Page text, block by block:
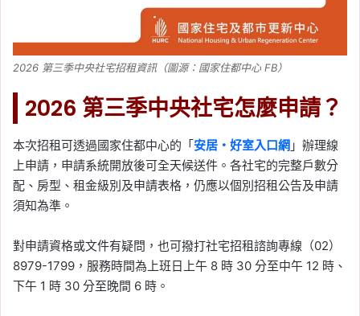
2026 第三季中央社宅招租資訊（圖源：國家住都中心 FB）
2026 第三季中央社宅怎麼申請？
本次招租可透過國家住都中心的「安居・好室入口網 」辦理線
上申請，申請系統開放後可全天候送件。各社宅的完整戶數分
配、房型、租金級別及申請表格，仍應以個別招租公告及申請
須知為準。
對申請資格或文件有疑問，也可撥打社宅招租諮詢專線（02）
8979-1799，服務時間為上班日上午 8 時 30 分至中午 12 時、
下午 1 時 30 分至晚間 6 時。